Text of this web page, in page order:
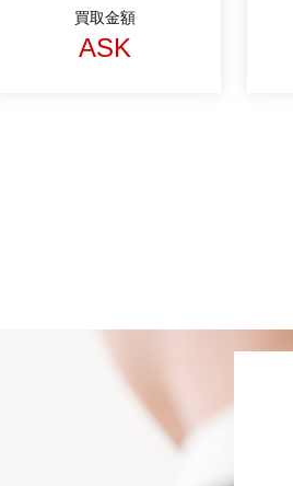
買取金額
ASK